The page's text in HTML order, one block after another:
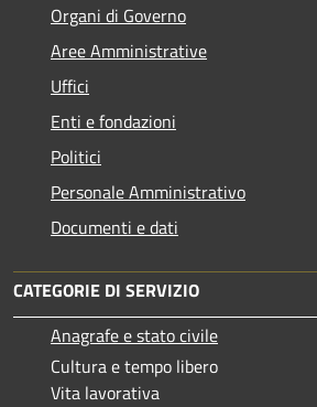
Organi di Governo
Aree Amministrative
Uffici
Enti e fondazioni
Politici
Personale Amministrativo
Documenti e dati
CATEGORIE DI SERVIZIO
Anagrafe e stato civile
Cultura e tempo libero
Vita lavorativa